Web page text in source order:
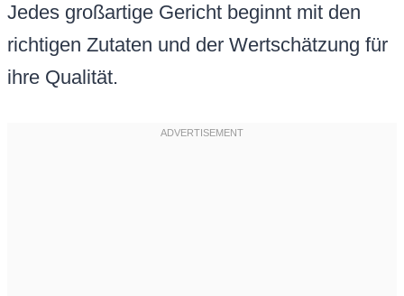
Jedes großartige Gericht beginnt mit den
richtigen Zutaten und der Wertschätzung für
ihre Qualität.